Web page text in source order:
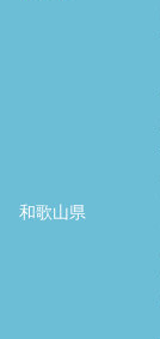
和歌山県